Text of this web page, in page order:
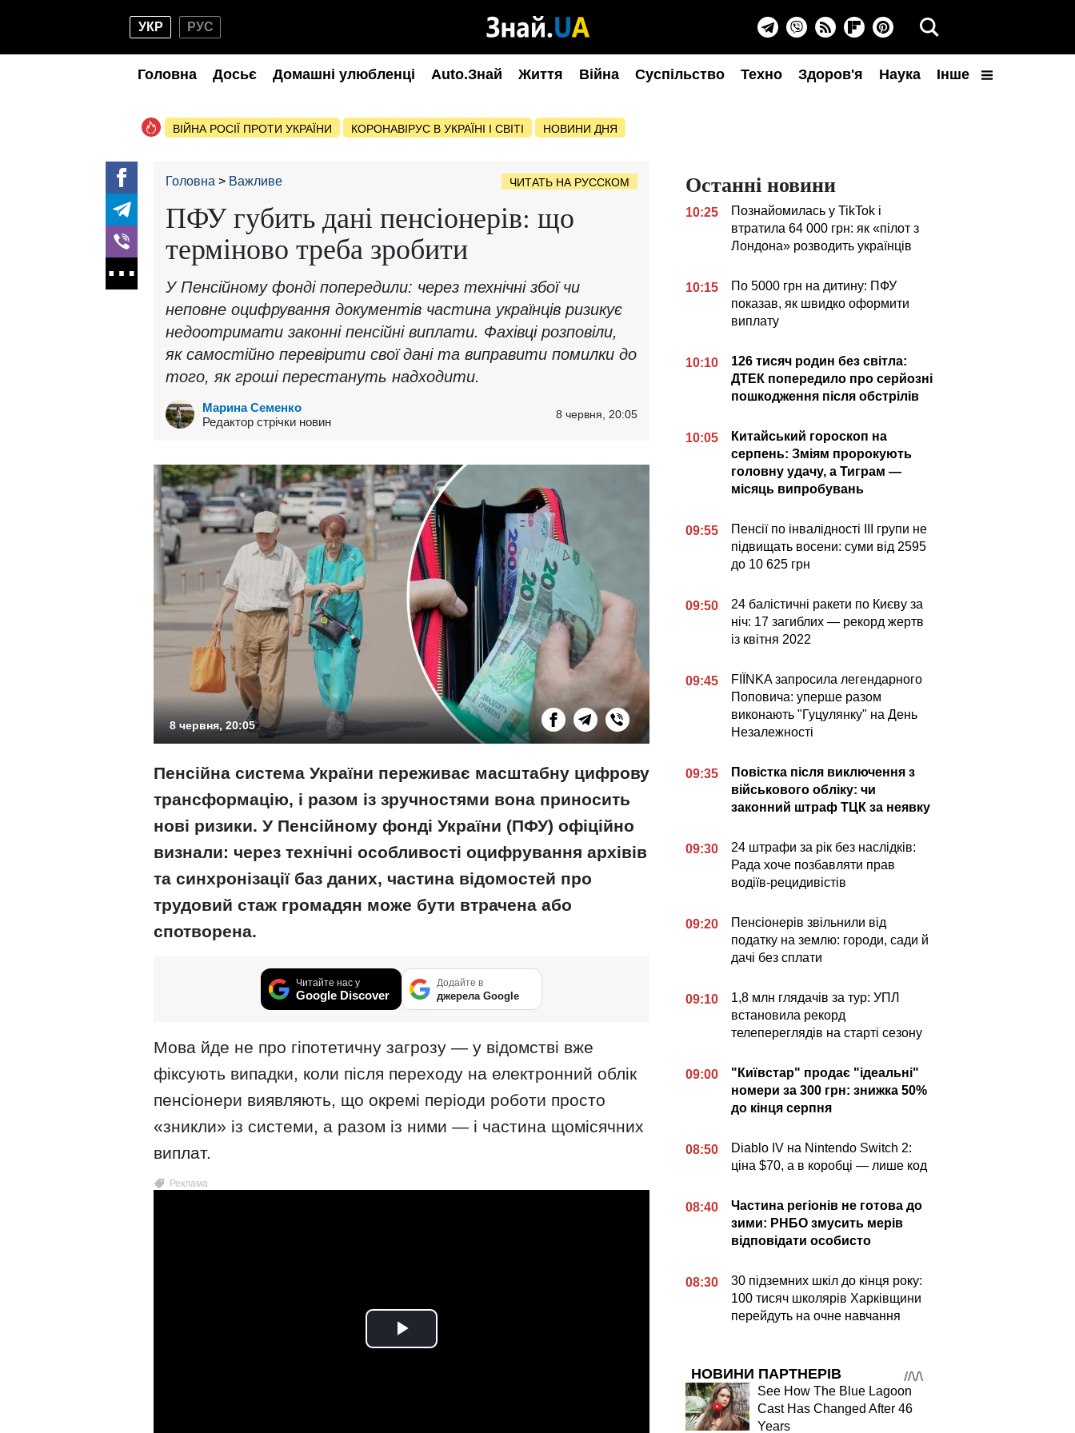
УКР РУС
Головна Досьє Домашні улюбленці Auto.Знай Життя Війна Суспільство Техно Здоров'я Наука Інше
ВІЙНА РОСІЇ ПРОТИ УКРАЇНИ КОРОНАВІРУС В УКРАЇНІ І СВІТІ НОВИНИ ДНЯ
Головна Важливе ЧИТАТЬ НА РУССКОМ
ПФУ губить дані пенсіонерів: що
терміново треба зробити
У Пенсійному фонді попередили: через технічні збої чи
неповне оцифрування документів частина українців ризикує
недоотримати законні пенсійні виплати. Фахівці розповіли,
як самостійно перевірити свої дані та виправити помилки до
того, як гроші перестануть надходити.
Марина Семенко
Редактор стрічки новин
8 червня, 20:05
8 червня, 20:05
Пенсійна система України переживає масштабну цифрову
трансформацію, і разом із зручностями вона приносить
нові ризики. У Пенсійному фонді України (ПФУ) офіційно
визнали: через технічні особливості оцифрування архівів
та синхронізації баз даних, частина відомостей про
трудовий стаж громадян може бути втрачена або
спотворена.
Читайте нас у
Google Discover
Додайте в
джерела Google
Мова йде не про гіпотетичну загрозу — у відомстві вже
фіксують випадки, коли після переходу на електронний облік
пенсіонери виявляють, що окремі періоди роботи просто
«зникли» із системи, а разом із ними — і частина щомісячних
виплат.
Останні новини
10:25
Познайомилась у TikTok і
втратила 64 000 грн: як «пілот з
Лондона» розводить українців
10:15
По 5000 грн на дитину: ПФУ
показав, як швидко оформити
виплату
10:10
126 тисяч родин без світла:
ДТЕК попередило про серйозні
пошкодження після обстрілів
10:05
Китайський гороскоп на
серпень: Зміям пророкують
головну удачу, а Тиграм —
місяць випробувань
09:55
Пенсії по інвалідності III групи не
підвищать восени: суми від 2595
до 10 625 грн
09:50
24 балістичні ракети по Києву за
ніч: 17 загиблих — рекорд жертв
із квітня 2022
09:45
FIÏNKA запросила легендарного
Поповича: уперше разом
виконають "Гуцулянку" на День
Незалежності
09:35
Повістка після виключення з
військового обліку: чи
законний штраф ТЦК за неявку
09:30
24 штрафи за рік без наслідків:
Рада хоче позбавляти прав
водіїв-рецидивістів
09:20
Пенсіонерів звільнили від
податку на землю: городи, сади й
дачі без сплати
09:10
1,8 млн глядачів за тур: УПЛ
встановила рекорд
телепереглядів на старті сезону
09:00
"Київстар" продає "ідеальні"
номери за 300 грн: знижка 50%
до кінця серпня
08:50
Diablo IV на Nintendo Switch 2:
ціна $70, а в коробці — лише код
08:40
Частина регіонів не готова до
зими: РНБО змусить мерів
відповідати особисто
08:30
30 підземних шкіл до кінця року:
100 тисяч школярів Харківщини
перейдуть на очне навчання
НОВИНИ ПАРТНЕРІВ
See How The Blue Lagoon
Cast Has Changed After 46
Years